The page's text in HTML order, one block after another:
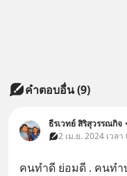
คำตอบอื่น(9)
ธีรเวทย์ สิริสุวรรณกิจ •
2 เม.ย. 2024 เวล
คนทำดี ย่อมดี . คนทำ